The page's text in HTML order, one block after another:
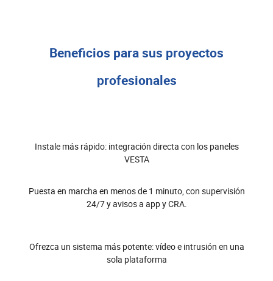
Beneficios para sus proyectos
profesionales
Instale más rápido: integración directa con los paneles
VESTA
Puesta en marcha en menos de 1 minuto, con supervisión
24/7 y avisos a app y CRA.
Ofrezca un sistema más potente: vídeo e intrusión en una
sola plataforma